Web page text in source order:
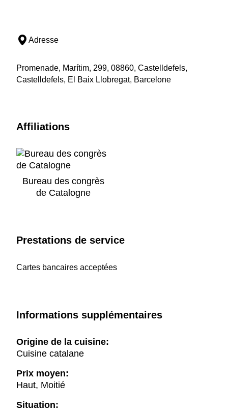
Adresse
Promenade, Marítim, 299, 08860, Castelldefels,
Castelldefels, El Baix Llobregat, Barcelone
Affiliations
Bureau des congrès
de Catalogne
Prestations de service
Cartes bancaires acceptées
Informations supplémentaires
Origine de la cuisine:
Cuisine catalane
Prix moyen:
Haut, Moitié
Situation: